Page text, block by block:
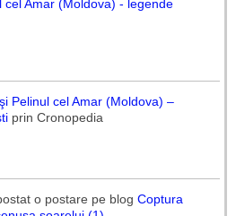
cel Amar (Moldova) - legende
Pelinul cel Amar (Moldova) –
prin Cronopedia
o postare pe blog Coptura